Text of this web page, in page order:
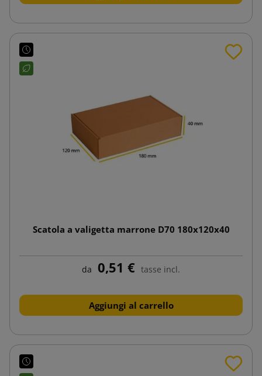
Scatola a valigetta marrone D70 180x120x40
da 0,51 € tasse incl.
Aggiungi al carrello